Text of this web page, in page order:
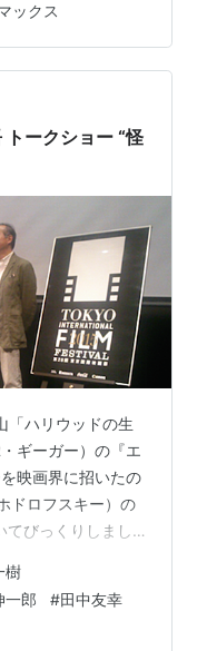
ックス
「ハリウッドの生
ギーガー）の『エ
映画界に招いたの
ドロフスキー）の
てびっくりしまし
しかない。
樹
一郎 #田中友幸